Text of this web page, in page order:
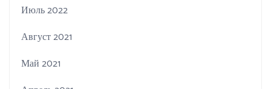
Июль 2022
Август 2021
Май 2021